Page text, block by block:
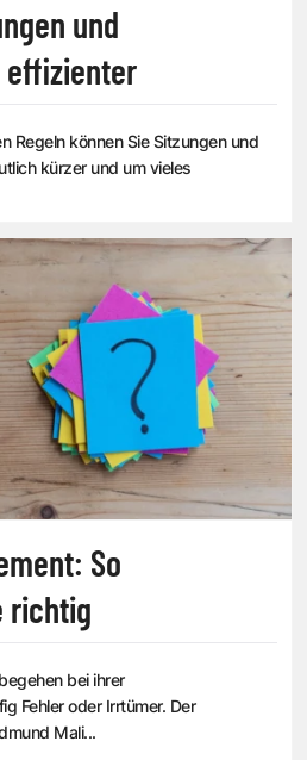
und
effizienter
Regeln können Sie Sitzungen und
kürzer und um vieles
So
richtig
bei ihrer
Fehler oder Irrtümer. Der
Mali...